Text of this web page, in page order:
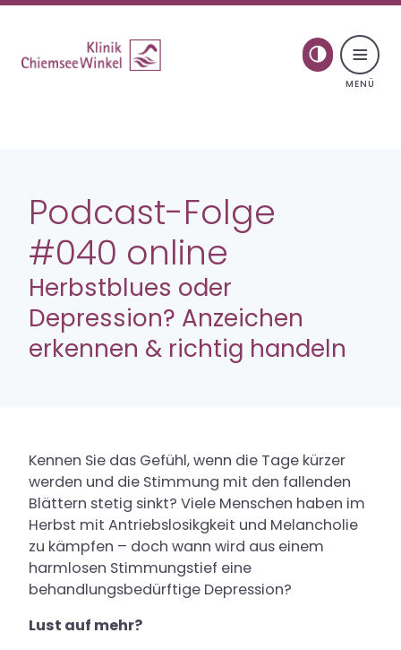
Toggle
Behandlung
Therapie für junge Erwachsene
Spezielle Therapiegruppen
Aufnahmeweg
Kontakt & Anfahrt
Aktuelles
Über uns
Podcast-Folge
#040 online
Herbstblues oder
Depression? Anzeichen
erkennen & richtig handeln
Kennen Sie das Gefühl, wenn die Tage kürzer
werden und die Stimmung mit den fallenden
Blättern stetig sinkt? Viele Menschen haben im
Herbst mit Antriebslosikgkeit und Melancholie
zu kämpfen – doch wann wird aus einem
harmlosen Stimmungstief eine
behandlungsbedürftige Depression?
Lust auf mehr?